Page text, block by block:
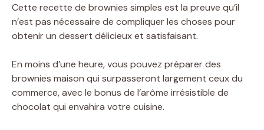
Cette recette de brownies simples est la preuve qu’il
n’est pas nécessaire de compliquer les choses pour
obtenir un dessert délicieux et satisfaisant.
En moins d’une heure, vous pouvez préparer des
brownies maison qui surpasseront largement ceux du
commerce, avec le bonus de l’arôme irrésistible de
chocolat qui envahira votre cuisine.